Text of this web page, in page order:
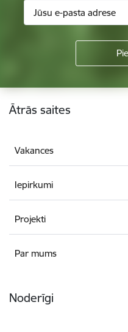
Kājene
Ātrās saites
Vakances
Iepirkumi
Projekti
Par mums
Noderīgi